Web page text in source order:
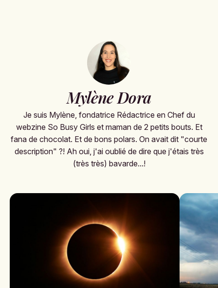
Mylène Dora
Je suis Mylène, fondatrice Rédactrice en Chef du
webzine So Busy Girls et maman de 2 petits bouts. Et
fana de chocolat. Et de bons polars. On avait dit "courte
description" ?! Ah oui, j'ai oublié de dire que j'étais très
(très très) bavarde...!